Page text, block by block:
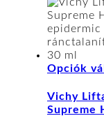
Opciók
Vichy
Supreme